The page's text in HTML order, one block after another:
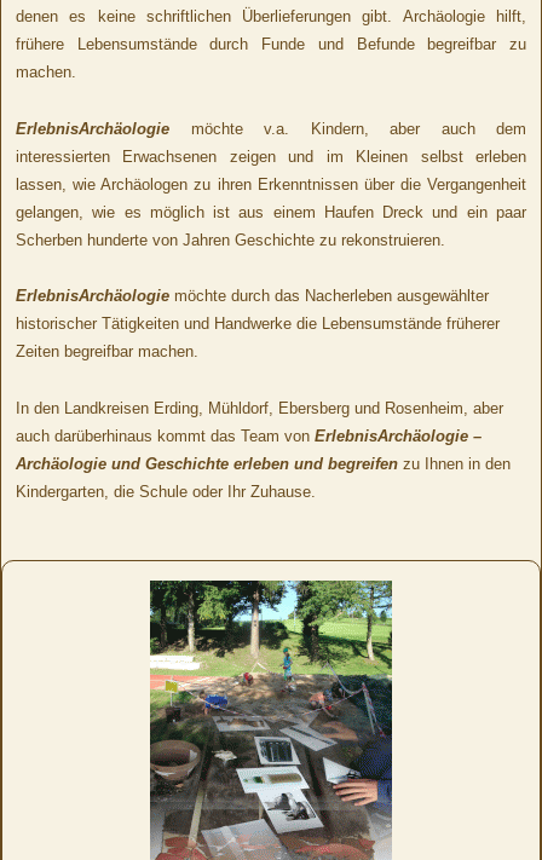
denen es keine schriftlichen Überlieferungen gibt. Archäologie hilft,
frühere Lebensumstände durch Funde und Befunde begreifbar zu
machen.
ErlebnisArchäologie möchte v.a. Kindern, aber auch dem
interessierten Erwachsenen zeigen und im Kleinen selbst erleben
lassen, wie Archäologen zu ihren Erkenntnissen über die Vergangenheit
gelangen, wie es möglich ist aus einem Haufen Dreck und ein paar
Scherben hunderte von Jahren Geschichte zu rekonstruieren.
ErlebnisArchäologie möchte durch das Nacherleben ausgewählter
historischer Tätigkeiten und Handwerke die Lebensumstände früherer
Zeiten begreifbar machen.
In den Landkreisen Erding, Mühldorf, Ebersberg und Rosenheim, aber
auch darüberhinaus kommt das Team von ErlebnisArchäologie –
Archäologie und Geschichte erleben und begreifen zu Ihnen in den
Kindergarten, die Schule oder Ihr Zuhause.